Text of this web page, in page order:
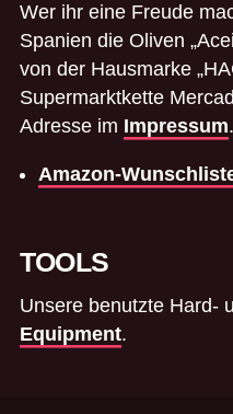
Wer ihr eine Freude
Spanien die Oliven
von der Hausmarke
Supermarktkette
Adresse im Impressum.
Amazon-
TOOLS
Unsere benutzte Hard-
Equipment.